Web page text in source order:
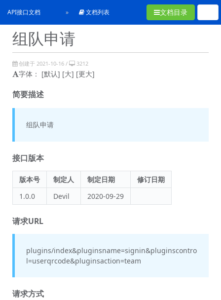
API接口文档 文档列表 文档目录
组队申请
创建于 2021-10-16 / 3212
字体： [默认] [大] [更大]
简要描述
组队申请
接口版本
版本号 制定人 制定日期
修订日期
1.0.0
Devil 2020-09-29
请求URL
plugins/index&pluginsname=signin&pluginscontro
l=userqrcode&pluginsaction=team
请求方式